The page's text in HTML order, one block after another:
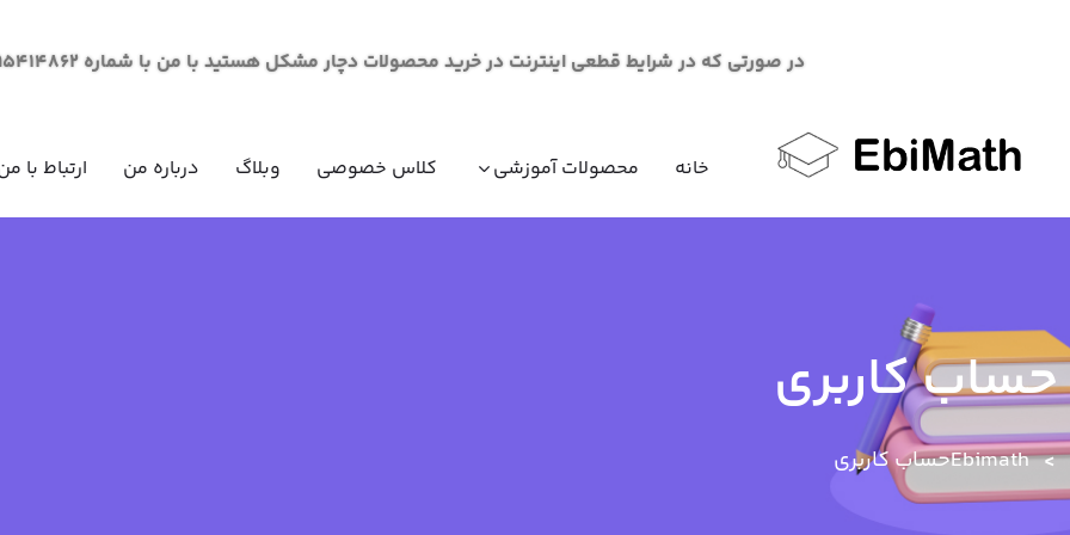
در صورتی که در شرایط قطعی اینترنت در خرید محصولات دچار مشکل هستید با من با شماره 09195414862 از طریق پیام در ارتباط باشید.
خانه محصولات آموزشی کلاس خصوصی وبلاگ درباره من ارتباط با
حساب کاربری
Ebimathحساب کاربری